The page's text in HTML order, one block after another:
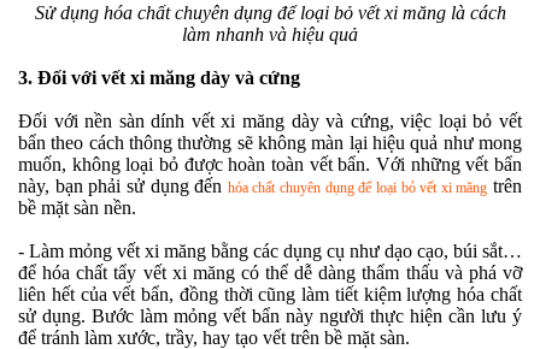
Sử dụng hóa chất chuyên dụng để loại bỏ vết xi măng là cách
làm nhanh và hiệu quả
3. Đối với vết xi măng dày và cứng
Đối với nền sàn dính vết xi măng dày và cứng, việc loại bỏ vết
bẩn theo cách thông thường sẽ không màn lại hiệu quả như mong
muốn, không loại bỏ được hoàn toàn vết bẩn. Với những vết bẩn
này, bạn phải sử dụng đến hóa chất chuyên dụng để loại bỏ vết xi măng trên
bề mặt sàn nền.
- Làm mỏng vết xi măng bằng các dụng cụ như dạo cạo, búi sắt…
để hóa chất tẩy vết xi măng có thể dễ dàng thẩm thấu và phá vỡ
liên hết của vết bẩn, đồng thời cũng làm tiết kiệm lượng hóa chất
sử dụng. Bước làm mỏng vết bẩn này người thực hiện cần lưu ý
để tránh làm xước, trầy, hay tạo vết trên bề mặt sàn.